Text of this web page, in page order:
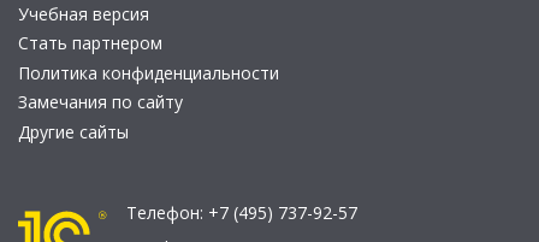
Учебная версия
Стать партнером
Политика конфиденциальности
Замечания по сайту
Другие сайты
Телефон: +7 (495) 737-92-57